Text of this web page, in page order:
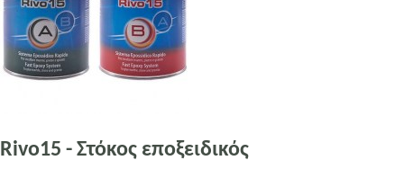
Rivo15 - Στόκος εποξειδικός